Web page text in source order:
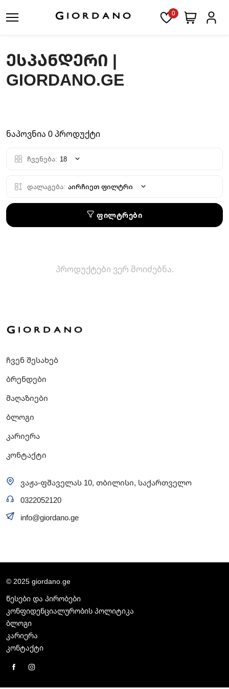
0
ᲔᲡᲞᲐᲜᲓᲔᲠᲘ |
GIORDANO.GE
ნაპოვნია 0 პროდუქტი
ჩვენება: 18
დალაგება: აირჩიეთ ფილტრი
ფილტრები
პროდუქტები ვერ მოიძებნა.
ჩვენ შესახებ
ბრენდები
მაღაზიები
ბლოგი
კარიერა
კონტაქტი
ვაჟა-ფშაველას 10, თბილისი, საქართველო
0322052120
info@giordano.ge
© 2025 giordano.ge
წესები და პირობები
კონფიდენციალურობის პოლიტიკა
ბლოგი
კარიერა
კონტაქტი